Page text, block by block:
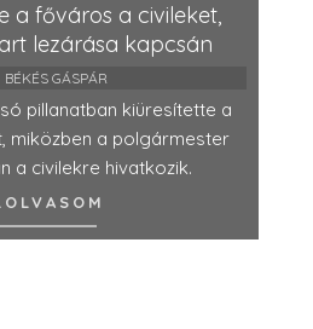
a főváros a civileket,
lezárása kapcsán
BÉKÉS GÁSPÁR
pillanatban kiüresítette a
miközben a polgármester
a civilekre hivatkozik.